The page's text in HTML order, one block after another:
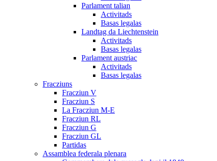
Parlament talian
Activitads
Basas legalas
Landtag da Liechtenstein
Activitads
Basas legalas
Parlament austriac
Activitads
Basas legalas
Fracziuns
Fracziun V
Fracziun S
La Fracziun M-E
Fracziun RL
Fracziun G
Fracziun GL
Partidas
Assamblea federala plenara